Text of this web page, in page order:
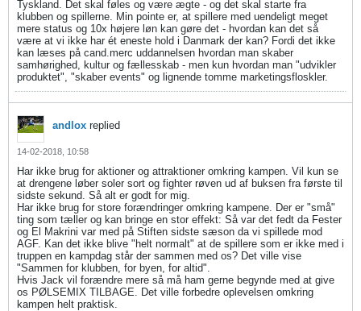
Tyskland. Det skal føles og være ægte - og det skal starte fra
klubben og spillerne. Min pointe er, at spillere med uendeligt meget
mere status og 10x højere løn kan gøre det - hvordan kan det så
være at vi ikke har ét eneste hold i Danmark der kan? Fordi det ikke
kan læses på cand.merc uddannelsen hvordan man skaber
samhørighed, kultur og fællesskab - men kun hvordan man "udvikler
produktet", "skaber events" og lignende tomme marketingsfloskler.
andlox replied
14-02-2018, 10:58
Har ikke brug for aktioner og attraktioner omkring kampen. Vil kun se
at drengene løber soler sort og fighter røven ud af buksen fra første til
sidste sekund. Så alt er godt for mig.
Har ikke brug for store forændringer omkring kampene. Der er "små"
ting som tæller og kan bringe en stor effekt: Så var det fedt da Fester
og El Makrini var med på Stiften sidste sæson da vi spillede mod
AGF. Kan det ikke blive "helt normalt" at de spillere som er ikke med i
truppen en kampdag står der sammen med os? Det ville vise
"Sammen for klubben, for byen, for altid".
Hvis Jack vil forændre mere så må ham gerne begynde med at give
os PØLSEMIX TILBAGE. Det ville forbedre oplevelsen omkring
kampen helt praktisk.